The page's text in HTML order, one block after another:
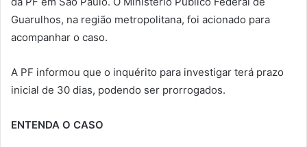
Guarulhos, na região metropolitana, foi acionado para
acompanhar o caso.
A PF informou que o inquérito para investigar terá prazo
inicial de 30 dias, podendo ser prorrogados.
ENTENDA O CASO